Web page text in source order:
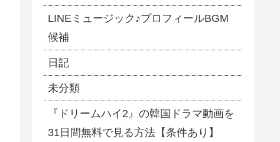
LINEミュージック♪プロフィールBGM
候補
日記
未分類
『ドリームハイ2』の韓国ドラマ動画を
31日間無料で見る方法【条件あり】